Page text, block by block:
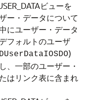
ビューを
ー・データについて
にユーザー・データ
フォルトのユーザ
)
、一部のユーザー・
はリンク表に含まれ